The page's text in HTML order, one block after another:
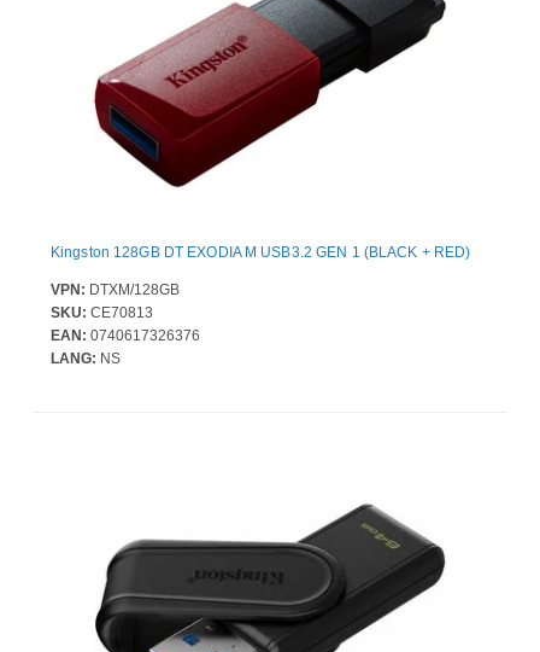
Kingston 128GB DT EXODIA M USB3.2 GEN 1 (BLACK + RED)
VPN: DTXM/128GB
SKU: CE70813
EAN: 0740617326376
LANG: NS